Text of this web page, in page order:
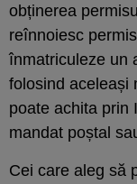
obținerea
reînnoiesc
înmatriculeze un
folosind aceleași
poate achita prin
mandat poștal
Cei care aleg să